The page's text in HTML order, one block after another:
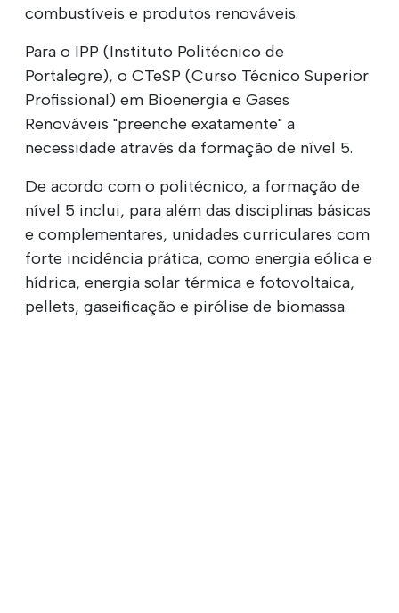
combustíveis e produtos renováveis.
Para o IPP (Instituto Politécnico de
Portalegre), o CTeSP (Curso Técnico Superior
Profissional) em Bioenergia e Gases
Renováveis "preenche exatamente" a
necessidade através da formação de nível 5.
De acordo com o politécnico, a formação de
nível 5 inclui, para além das disciplinas básicas
e complementares, unidades curriculares com
forte incidência prática, como energia eólica e
hídrica, energia solar térmica e fotovoltaica,
pellets, gaseificação e pirólise de biomassa.